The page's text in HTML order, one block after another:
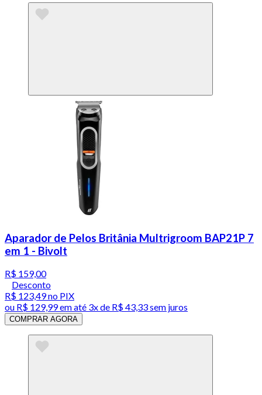
Aparador de Pelos Britânia Multrigroom BAP21P 7
em 1 - Bivolt
R$ 159,00
Desconto
R$ 123,49no PIX
ou R$ 129,99em até 3x de R$ 43,33 sem juros
COMPRAR AGORA